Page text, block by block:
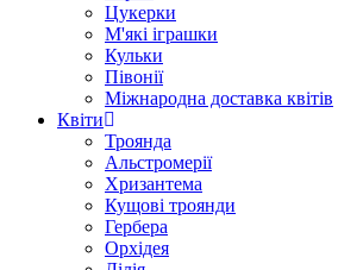
Цукерки
М'які іграшки
Кульки
Півонії
Міжнародна доставка квітів
Квіти
Троянда
Альстромерії
Хризантема
Кущові троянди
Гербера
Орхідея